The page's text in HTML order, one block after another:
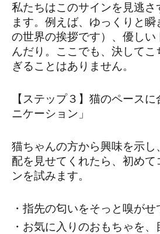
私たちはこのサインを見逃さ
ます。例えば、ゆっくりと
の世界の挨拶です）、優しい
んだり。ここでも、決して
ぎることはありません。
【ステップ３】猫のペース
ニケーション」
猫ちゃんの方から興味を示し
配を見せてくれたら、初めて
ンを試みます。
・指先の匂いをそっと嗅がせ
・お気に入りのおもちゃを